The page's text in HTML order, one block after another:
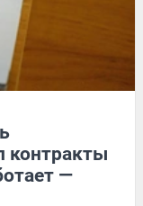
контракты
—